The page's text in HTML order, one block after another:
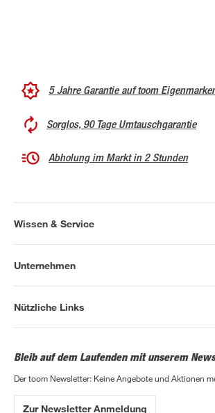
5 Jahre Garantie auf toom
Sorglos, 90 Tage Umtauschgarantie
Abholung im Markt in 2 Stunden
Wissen & Service
Unternehmen
Nützliche Links
Bleib auf dem Laufenden mit unserem
Der toom Newsletter: Keine Angebote und Aktionen
Zur Newsletter Anmeldung